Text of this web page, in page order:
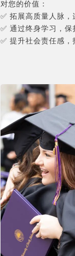
对您的价值：
✅ 拓展高质量人脉
✅ 通过终身学习，
✅ 提升社会责任感